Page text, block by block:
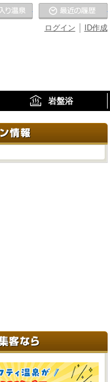
ID作成
ログイン
お気に入りの温泉
岩盤浴